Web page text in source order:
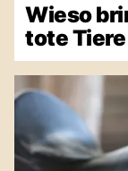
Wieso
tote